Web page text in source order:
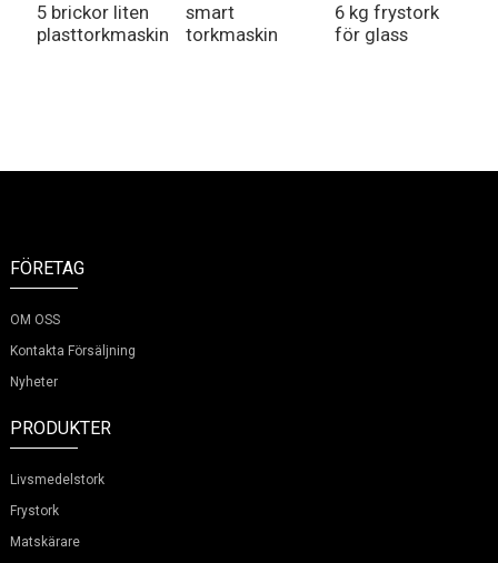
5 brickor liten
plasttorkmaskin
smart
torkmaskin
6 kg frystork
för glass
FÖRETAG
OM OSS
Kontakta Försäljning
Nyheter
PRODUKTER
Livsmedelstork
Frystork
Matskärare